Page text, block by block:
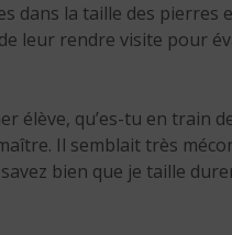
dans la taille des pierres
leur rendre visite pour
élève, qu’es-tu en train
Il semblait très
bien que je taille